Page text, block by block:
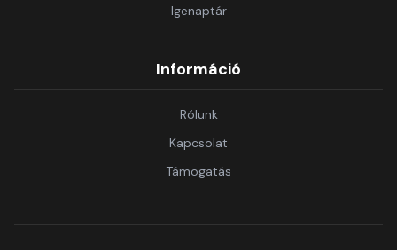
Igenaptár
Információ
Rólunk
Kapcsolat
Támogatás